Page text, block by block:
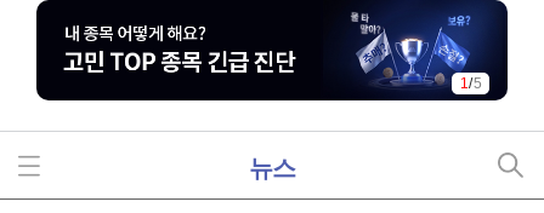
1/5
뉴스